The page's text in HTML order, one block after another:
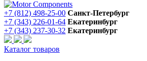
+7 (812) 498-25-00 Санкт-Петербург
+7 (343) 226-01-64 Екатеринбург
+7 (343) 237-30-32 Екатеринбург
Каталог товаров